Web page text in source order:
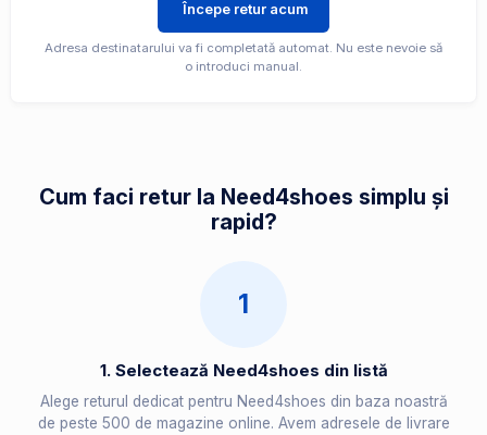
Începe retur acum
Adresa destinatarului va fi completată automat. Nu este nevoie să
o introduci manual.
Cum faci retur la Need4shoes simplu și
rapid?
1
1. Selectează Need4shoes din listă
Alege returul dedicat pentru Need4shoes din baza noastră
de peste 500 de magazine online. Avem adresele de livrare